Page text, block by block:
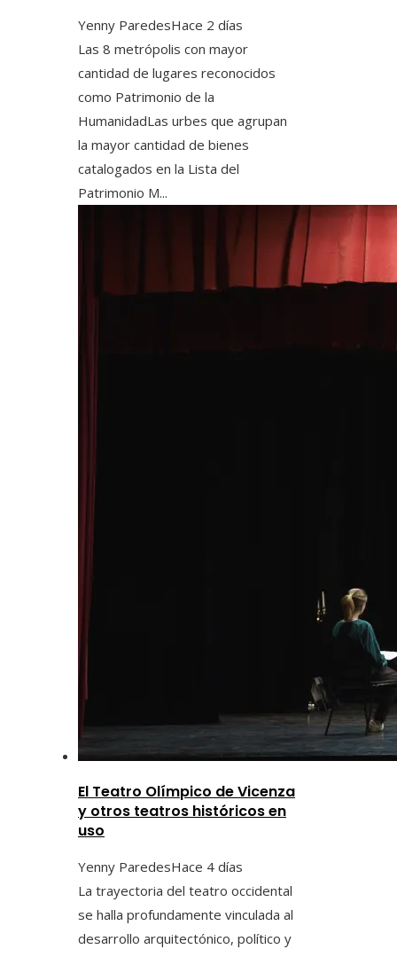
Yenny ParedesHace 2 días
Las 8 metrópolis con mayor
cantidad de lugares reconocidos
como Patrimonio de la
HumanidadLas urbes que agrupan
la mayor cantidad de bienes
catalogados en la Lista del
Patrimonio M...
El Teatro Olímpico de Vicenza
y otros teatros históricos en
uso
Yenny ParedesHace 4 días
La trayectoria del teatro occidental
se halla profundamente vinculada al
desarrollo arquitectónico, político y